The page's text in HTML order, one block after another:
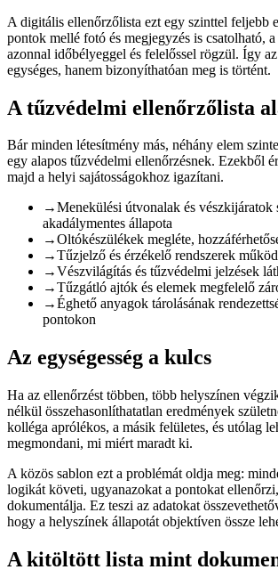
A digitális ellenőrzőlista ezt egy szinttel feljebb
pontok mellé fotó és megjegyzés is csatolható,
azonnal időbélyeggel és felelőssel rögzül. Így
egységes, hanem bizonyíthatóan meg is történt.
A tűzvédelmi ellenőrzőlista
Bár minden létesítmény más, néhány elem
egy alapos tűzvédelmi ellenőrzésnek. Ezekből
majd a helyi sajátosságokhoz igazítani.
→Menekülési útvonalak és vészkijáratok
akadálymentes állapota
→Oltókészülékek megléte,
→Tűzjelző és érzékelő rendszerek
→Vészvilágítás és tűzvédelmi jelzések
→Tűzgátló ajtók és elemek megfelelő
→Éghető anyagok tárolásának
pontokon
Az egységesség a kulcs
Ha az ellenőrzést többen, több helyszínen
nélkül összehasonlíthatatlan eredmények
kolléga aprólékos, a másik felületes, és utólag
megmondani, mi miért maradt ki.
A közös sablon ezt a problémát oldja meg:
logikát követi, ugyanazokat a pontokat
dokumentálja. Ez teszi az adatokat
hogy a helyszínek állapotát objektíven össze
A kitöltött lista mint